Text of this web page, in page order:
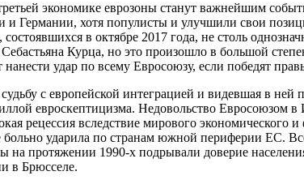
экономике еврозоны станут важнейшим
Германии, хотя популисты и улучшили свои
состоявшихся в октябре 2017 года, не столь
Курца, но это произошло в большой
удар по всему Евросоюзу, если победят
с европейской интеграцией и видевшая в
евроскептицизма. Недовольство Евросоюзом
рецессия вследствие мирового
больно ударила по странам южной периферии ЕС.
на протяжении 1990-х подрывали доверие
в Брюсселе.